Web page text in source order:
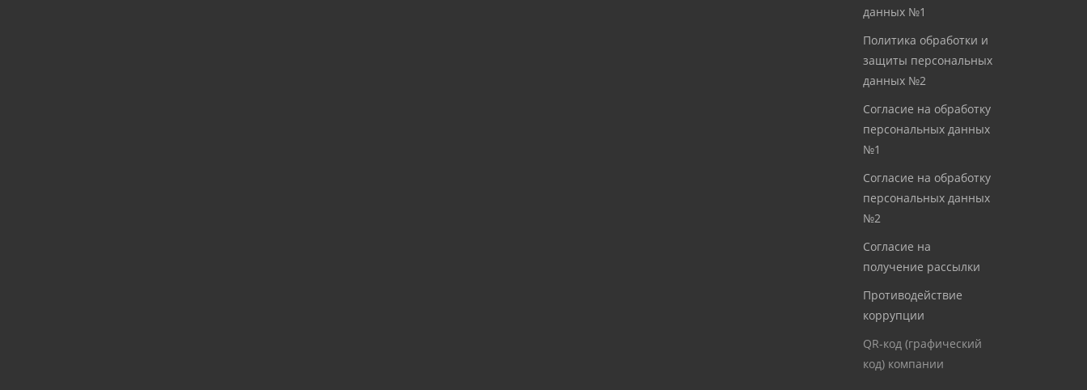
данных №1
Политика обработки и
защиты персональных
данных №2
Согласие на обработку
персональных данных
№1
Согласие на обработку
персональных данных
№2
Согласие на
получение рассылки
Противодействие
коррупции
QR-код (графический
код) компании